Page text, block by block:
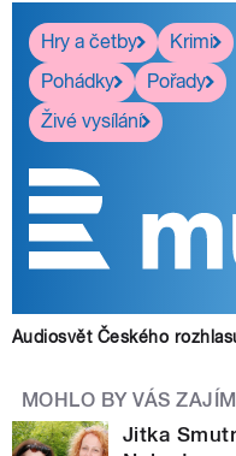
Hry a četby
Krimi
Pohádky
Pořady
Živé vysílání
Audiosvět Českého
MOHLO BY VÁS
Jitka